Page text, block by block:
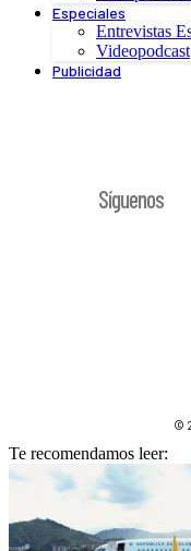
Especiales
Entrevistas
Videopodcast
Publicidad
Síguenos
©
Te recomendamos leer: